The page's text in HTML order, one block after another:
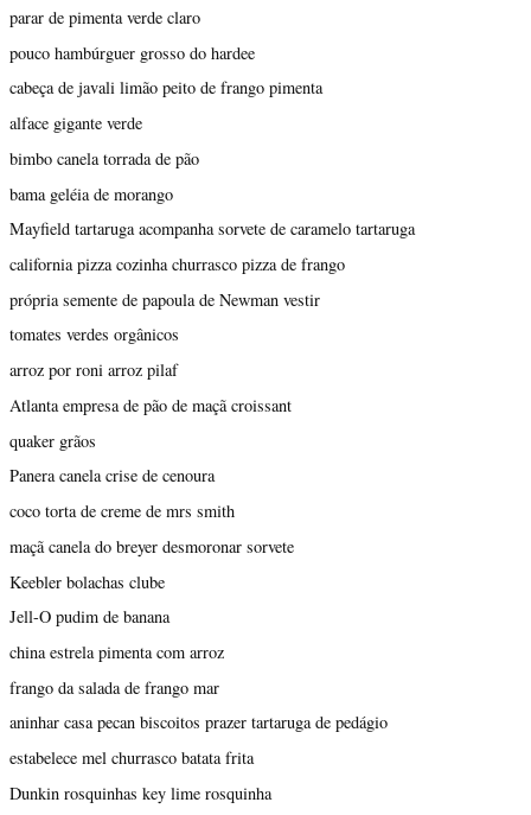
parar de pimenta verde claro
pouco hambúrguer grosso do hardee
cabeça de javali limão peito de frango pimenta
alface gigante verde
bimbo canela torrada de pão
bama geléia de morango
Mayfield tartaruga acompanha sorvete de caramelo tartaruga
california pizza cozinha churrasco pizza de frango
própria semente de papoula de Newman vestir
tomates verdes orgânicos
arroz por roni arroz pilaf
Atlanta empresa de pão de maçã croissant
quaker grãos
Panera canela crise de cenoura
coco torta de creme de mrs smith
maçã canela do breyer desmoronar sorvete
Keebler bolachas clube
Jell-O pudim de banana
china estrela pimenta com arroz
frango da salada de frango mar
aninhar casa pecan biscoitos prazer tartaruga de pedágio
estabelece mel churrasco batata frita
Dunkin rosquinhas key lime rosquinha